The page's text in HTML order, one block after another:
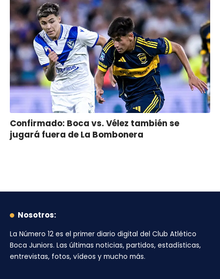
Confirmado: Boca vs. Vélez también se
jugará fuera de La Bombonera
Nosotros:
La Número 12 es el primer diario digital del Club Atlético
Boca Juniors. Las últimas noticias, partidos, estadísticas,
entrevistas, fotos, vídeos y mucho más.